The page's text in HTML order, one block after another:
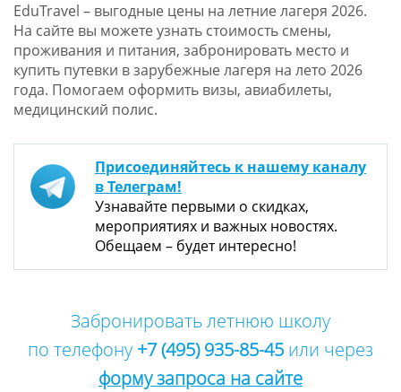
EduTravel – выгодные цены на летние лагеря 2026.
На сайте вы можете узнать стоимость смены,
проживания и питания, забронировать место и
купить путевки в зарубежные лагеря на лето 2026
года. Помогаем оформить визы, авиабилеты,
медицинский полис.
Присоединяйтесь к нашему каналу
в Телеграм!
Узнавайте первыми о скидках,
мероприятиях и важных новостях.
Обещаем – будет интересно!
Забронировать летнюю школу
по телефону +7 (495) 935-85-45 или через
форму запроса на сайте